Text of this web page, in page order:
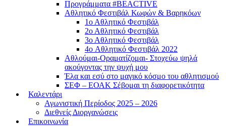
Προγράμματα #BEACTIVE
Αθλητικό Φεστιβάλ Κωφών & Βαρηκόων
1ο Αθλητικό Φεστιβάλ
2ο Αθλητικό Φεστιβάλ
3ο Αθλητικό Φεστιβάλ
4o Αθλητικό Φεστιβάλ 2022
Αθλούμαι-Οραματίζομαι- Στοχεύω ψηλά
ακούγοντας την ψυχή μου
Έλα και εσύ στο μαγικό κόσμο του αθλητισμού
ΣΕΦ – ΕΟΑΚ Σέβομαι τη διαφορετικότητα
Καλεντάρι
Αγωνιστική Περίοδος 2025 – 2026
Διεθνείς Διοργανώσεις
Επικοινωνία